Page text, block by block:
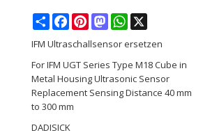
ShareFacebookPinterestMastodonWhatsApp
IFM Ultraschallsensor ersetzen
For IFM UGT Series Type M18 Cube in
Metal Housing Ultrasonic Sensor
Replacement Sensing Distance 40 mm
to 300 mm
DADISICK